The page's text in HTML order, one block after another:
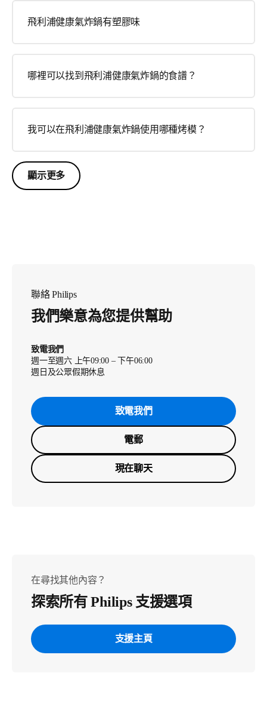
飛利浦健康氣炸鍋有塑膠味
哪裡可以找到飛利浦健康氣炸鍋的食譜？
我可以在飛利浦健康氣炸鍋使用哪種烤模？
顯示更多
聯絡 Philips
我們樂意為您提供幫助
致電我們
週一至週六 上午09:00 – 下午06:00
週日及公眾假期休息
致電我們
電郵
現在聊天
在尋找其他內容？
探索所有 Philips 支援選項
支援主頁